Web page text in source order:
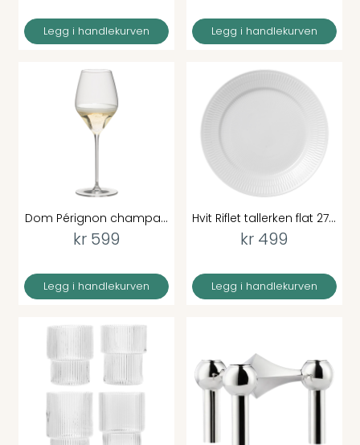
Legg i handlekurven Legg i handlekurven
Dom Pérignon champa...
kr 599
Legg i handlekurven
Hvit Riflet tallerken flat 27...
kr 499
Legg i handlekurven